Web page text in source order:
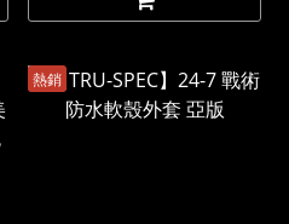
熱銷